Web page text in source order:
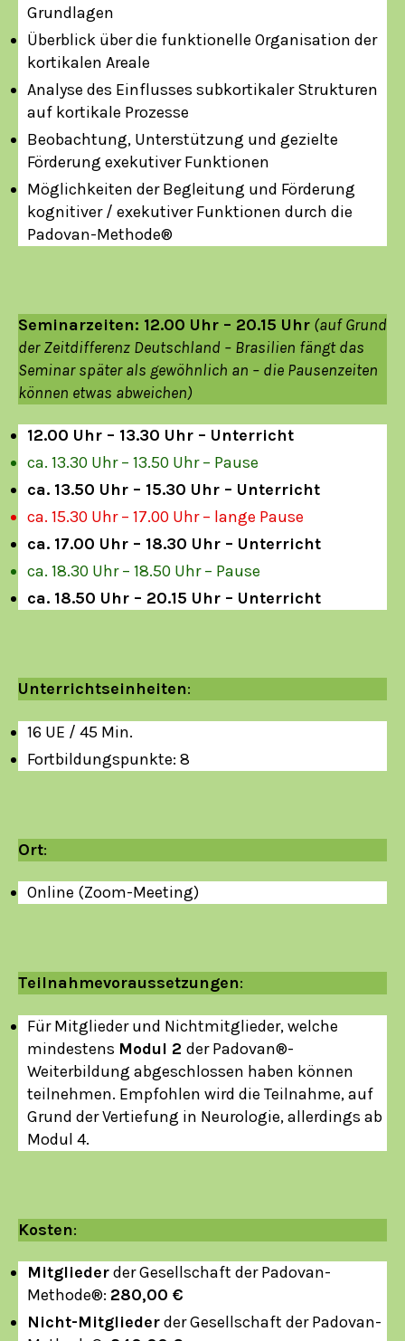
Grundlagen
Überblick über die funktionelle Organisation der
kortikalen Areale
Analyse des Einflusses subkortikaler Strukturen
auf kortikale Prozesse
Beobachtung, Unterstützung und gezielte
Förderung exekutiver Funktionen
Möglichkeiten der Begleitung und Förderung
kognitiver / exekutiver Funktionen durch die
Padovan-Methode®
Seminarzeiten: 12.00 Uhr – 20.15 Uhr (auf Grund
der Zeitdifferenz Deutschland – Brasilien fängt das
Seminar später als gewöhnlich an – die Pausenzeiten
können etwas abweichen)
12.00 Uhr – 13.30 Uhr – Unterricht
ca. 13.30 Uhr – 13.50 Uhr – Pause
ca. 13.50 Uhr – 15.30 Uhr – Unterricht
ca. 15.30 Uhr – 17.00 Uhr – lange Pause
ca. 17.00 Uhr – 18.30 Uhr – Unterricht
ca. 18.30 Uhr – 18.50 Uhr – Pause
ca. 18.50 Uhr – 20.15 Uhr – Unterricht
Unterrichtseinheiten:
16 UE / 45 Min.
Fortbildungspunkte: 8
Ort:
Online (Zoom-Meeting)
Teilnahmevoraussetzungen:
Für Mitglieder und Nichtmitglieder, welche
mindestens Modul 2 der Padovan®-
Weiterbildung abgeschlossen haben können
teilnehmen. Empfohlen wird die Teilnahme, auf
Grund der Vertiefung in Neurologie, allerdings ab
Modul 4.
Kosten:
Mitgliederder Gesellschaft der Padovan-
Methode®: 280,00 €
Nicht-Mitgliederder Gesellschaft der Padovan-